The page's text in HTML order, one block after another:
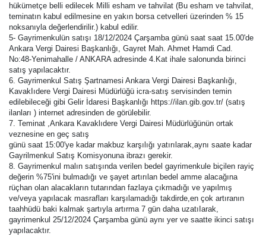
hükümetçe belli edilecek Milli esham ve tahvilat (Bu esham ve tahvilat,
teminatın kabul edilmesine en yakın borsa cetvelleri üzerinden % 15
noksanıyla değerlendirilir.) kabul edilir.
5- Gayrimenkulün satışı 18/12/2024 Çarşamba günü saat saat 15.00'de
Ankara Vergi Dairesi Başkanlığı, Gayret Mah. Ahmet Hamdi Cad.
No:48-Yenimahalle / ANKARA adresinde 4.Kat ihale salonunda birinci
satış yapılacaktır.
6. Gayrimenkul Satış Şartnamesi Ankara Vergi Dairesi Başkanlığı,
KavakIıdere Vergi Dairesi Müdürlüğü icra-satış servisinden temin
edilebileceği gibi Gelir İdaresi Başkanlığı https://ilan.gib.gov.tr/ (satış
ilanları ) internet adresinden de görülebilir.
7. Teminat ,Ankara Kavaklıdere Vergi Dairesi Müdürlüğünün ortak
veznesine en geç satış
günü saat 15:00'ye kadar makbuz karşılığı yatırılarak,aynı saate kadar
Gayrilmenkul Satış Komisyonuna ibrazı gerekir.
8. Gayrimenkul malın satışında verilen bedel gayrimenkule biçilen rayiç
değerin %75'ini bulmadığı ve şayet artırılan bedel amme alacağına
rüçhan olan alacakların tutarından fazlaya çıkmadığı ve yapılmış
ve/veya yapılacak masrafları karşılamadığı takdirde,en çok artıranın
taahhüdü baki kalmak şartıyla artırma 7 gün daha uzatıIarak,
gayrimenkul 25/12/2024 Çarşamba günü aynı yer ve saatte ikinci satışı
yapılacaktır.